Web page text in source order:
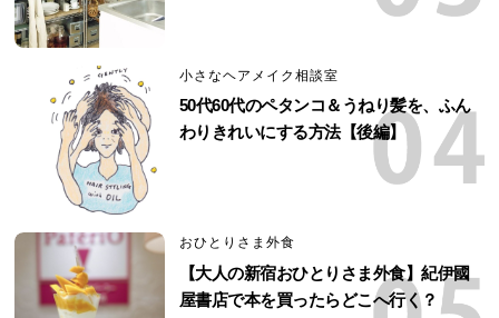
小さなヘアメイク相談室
50代60代のペタンコ＆うねり髪を、ふん
わりきれいにする方法【後編】
おひとりさま外食
【大人の新宿おひとりさま外食】紀伊國
屋書店で本を買ったらどこへ行く？